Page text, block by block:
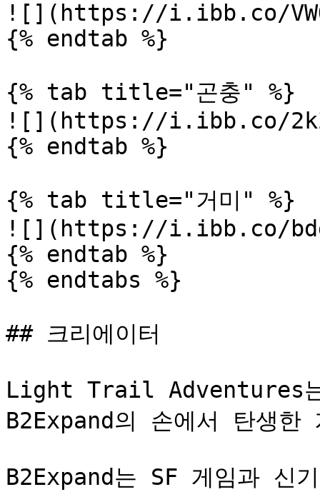
![](https://i.ibb.co/
{% endtab %}
{% tab title="곤충" %}
![](https://i.ibb.co/
{% endtab %}
{% tab title="거미" %}
![](https://i.ibb.co/
{% endtab %}
{% endtabs %}
## 크리에이터
Light Trail Adventures
B2Expand의 손에서 탄생한
B2Expand는 SF 게임과 신